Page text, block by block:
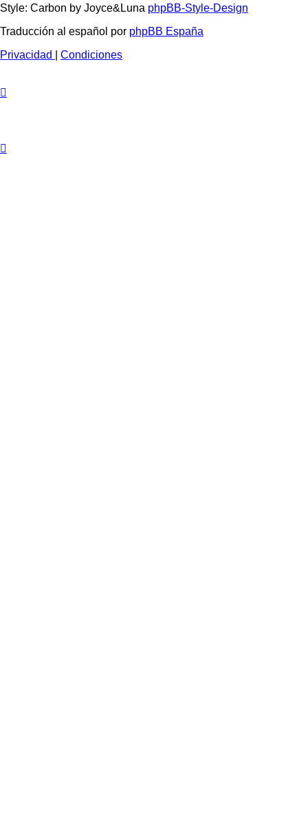
Style: Carbon by Joyce&Luna phpBB-Style-Design
Traducción al español por phpBB España
Privacidad
Condiciones